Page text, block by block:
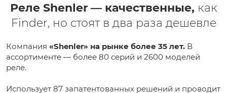
Реле Shenler — качественные, как
Finder, но стоят в два раза дешевле
Компания «Shenler» на рынке более 35 лет. В
ассортименте — более 80 серий и 2600 моделей
реле.
Использует 87 запатентованных решений и проводит